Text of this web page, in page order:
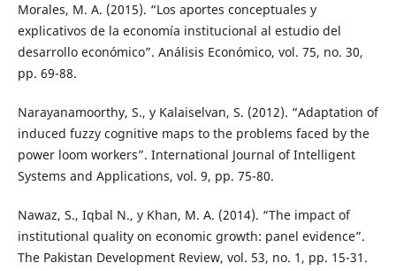
Morales, M. A. (2015). “Los aportes conceptuales y
explicativos de la economía institucional al estudio del
desarrollo económico”. Análisis Económico, vol. 75, no. 30,
pp. 69-88.
Narayanamoorthy, S., y Kalaiselvan, S. (2012). “Adaptation of
induced fuzzy cognitive maps to the problems faced by the
power loom workers”. International Journal of Intelligent
Systems and Applications, vol. 9, pp. 75-80.
Nawaz, S., Iqbal N., y Khan, M. A. (2014). “The impact of
institutional quality on economic growth: panel evidence”.
The Pakistan Development Review, vol. 53, no. 1, pp. 15-31.